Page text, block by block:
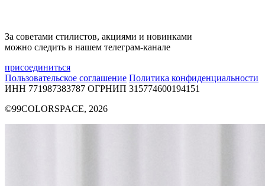
За советами стилистов, акциями и новинками
можно следить в нашем телеграм-канале
присоединиться
Пользовательское соглашение Политика конфиденциальности
ИНН 771987383787 ОГРНИП 315774600194151
©99COLORSPACE, 2026